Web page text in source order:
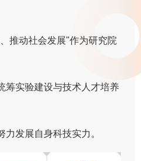
推动社会发展"作为研究院
筹实验建设与技术人才培养
发展自身科技实力。